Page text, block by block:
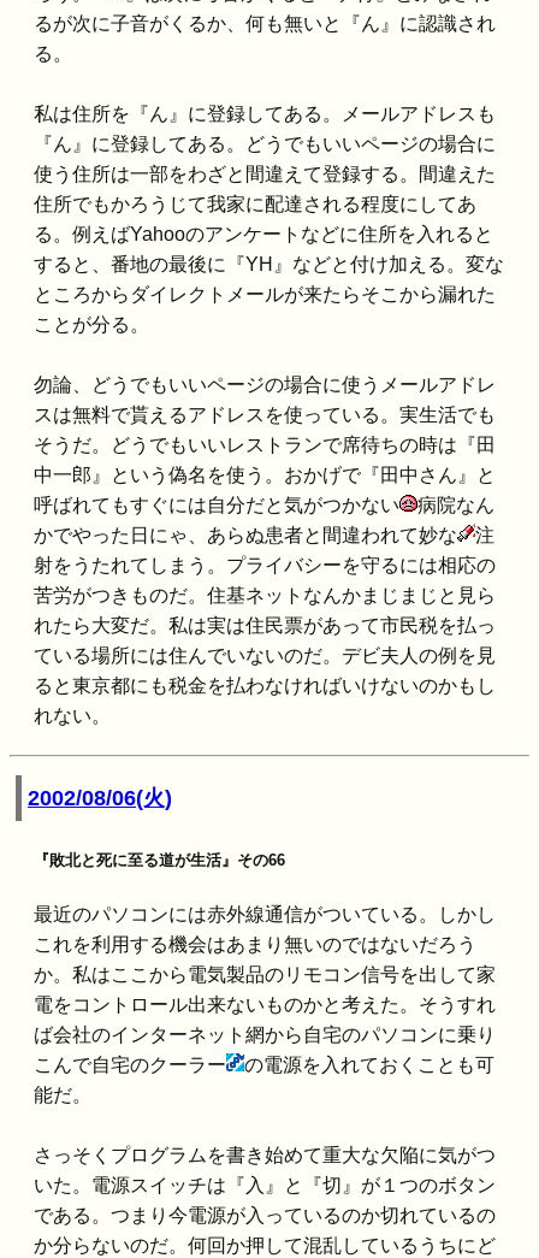
るが次に子音がくるか、何も無いと『ん』に認識され
る。
私は住所を『ん』に登録してある。メールアドレスも
『ん』に登録してある。どうでもいいページの場合に
使う住所は一部をわざと間違えて登録する。間違えた
住所でもかろうじて我家に配達される程度にしてあ
る。例えばYahooのアンケートなどに住所を入れると
すると、番地の最後に『YH』などと付け加える。変な
ところからダイレクトメールが来たらそこから漏れた
ことが分る。
勿論、どうでもいいページの場合に使うメールアドレ
スは無料で貰えるアドレスを使っている。実生活でも
そうだ。どうでもいいレストランで席待ちの時は『田
中一郎』という偽名を使う。おかげで『田中さん』と
呼ばれてもすぐには自分だと気がつかない
病院なん
かでやった日にゃ、あらぬ患者と間違われて妙な
注
射をうたれてしまう。プライバシーを守るには相応の
苦労がつきものだ。住基ネットなんかまじまじと見ら
れたら大変だ。私は実は住民票があって市民税を払っ
ている場所には住んでいないのだ。デビ夫人の例を見
ると東京都にも税金を払わなければいけないのかもし
れない。
2002/08/06(火)
『敗北と死に至る道が生活』その66
最近のパソコンには赤外線通信がついている。しかし
これを利用する機会はあまり無いのではないだろう
か。私はここから電気製品のリモコン信号を出して家
電をコントロール出来ないものかと考えた。そうすれ
ば会社のインターネット網から自宅のパソコンに乗り
こんで自宅のクーラー
の電源を入れておくことも可
能だ。
さっそくプログラムを書き始めて重大な欠陥に気がつ
いた。電源スイッチは『入』と『切』が１つのボタン
である。つまり今電源が入っているのか切れているの
か分らないのだ。何回か押して混乱しているうちにど